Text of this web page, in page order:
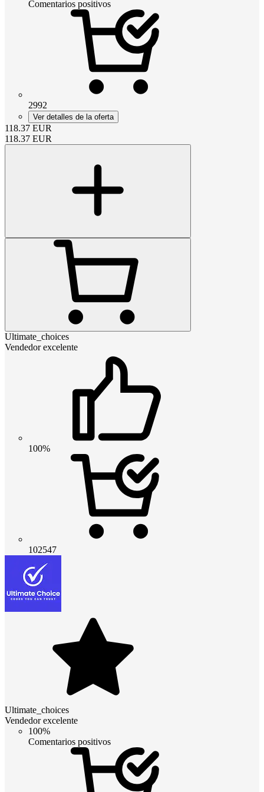
Comentarios positivos
2992
Ver detalles de la oferta
118.37 EUR
118.37 EUR
Ultimate_choices
Vendedor excelente
100%
102547
Ultimate_choices
Vendedor excelente
100%
Comentarios positivos